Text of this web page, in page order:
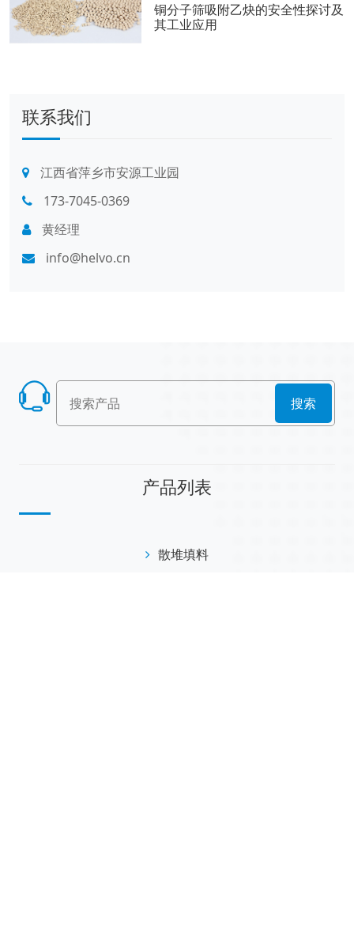
铜分子筛吸附乙炔的安全性探讨及
其工业应用
联系我们
江西省萍乡市安源工业园
173-7045-0369
黄经理
info@helvo.cn
搜索
产品列表
散堆填料